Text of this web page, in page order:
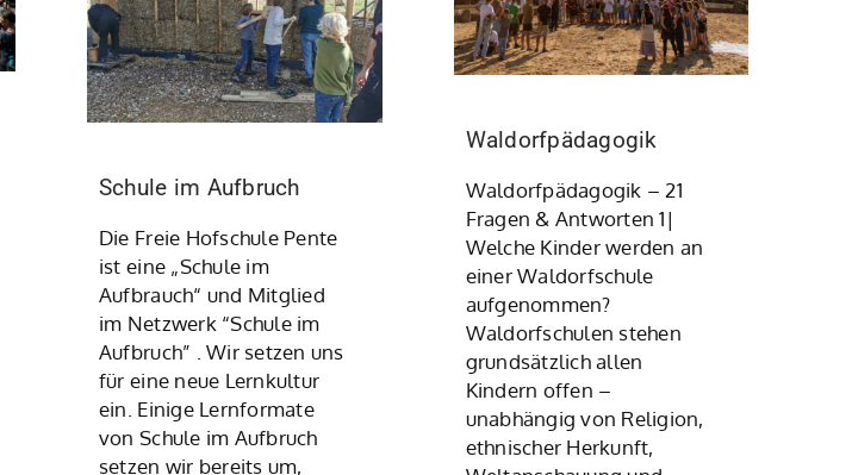
Schule im Aufbruch
Die Freie Hofschule Pente
ist eine „Schule im
Aufbrauch“ und Mitglied
im Netzwerk “Schule im
Aufbruch” . Wir setzen uns
für eine neue Lernkultur
ein. Einige Lernformate
von Schule im Aufbruch
setzen wir bereits um,
Waldorfpädagogik
Waldorfpädagogik – 21
Fragen & Antworten 1|
Welche Kinder werden an
einer Waldorfschule
aufgenommen?
Waldorfschulen stehen
grundsätzlich allen
Kindern offen –
unabhängig von Religion,
ethnischer Herkunft,